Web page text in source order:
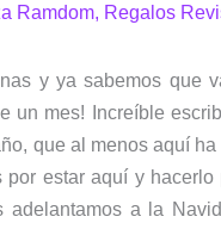
Ramdom, Regalos
y ya sabemos que
un mes! Increíble
que al menos aquí
por estar aquí y
adelantamos a la